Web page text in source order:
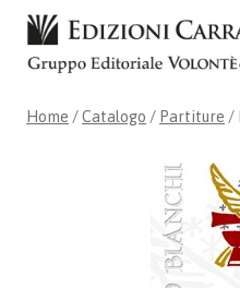
Salta
contenuto
Home /Catalogo / Partiture /